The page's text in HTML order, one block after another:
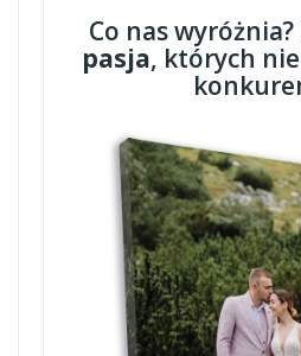
Co nas wyróżnia?
pasja, których